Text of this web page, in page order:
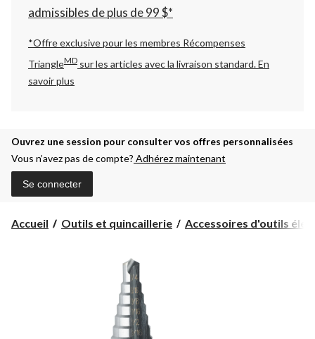
admissibles de plus de 99 $*
*Offre exclusive pour les membres Récompenses
TriangleMD sur les articles avec la livraison standard.En
savoir plus
Ouvrez une session pour consulter vos offres personnalisées
Vous n’avez pas de compte? Adhérez maintenant
Se connecter
Accueil Outils et quincaillerie Accessoires d'outils